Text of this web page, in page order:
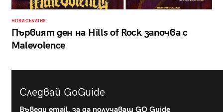
НОВИ СЪБИТИЯ
Първият ден на Hills of Rock започва с
Malevolence
Следвай GoGuide
Въведи email, за да получаваш GO Guide